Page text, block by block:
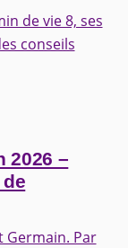
de vie 8, ses
conseils
2026 –
Germain. Par